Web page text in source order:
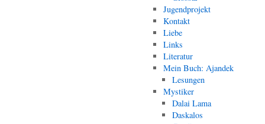
Jugendprojekt
Kontakt
Liebe
Links
Literatur
Mein Buch: Ajandek
Lesungen
Mystiker
Dalai Lama
Daskalos